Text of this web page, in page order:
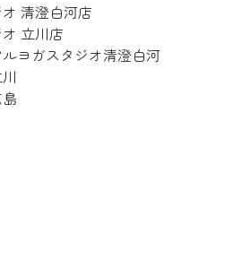
清澄白河店
立川店
ヨガスタジオ清澄白河